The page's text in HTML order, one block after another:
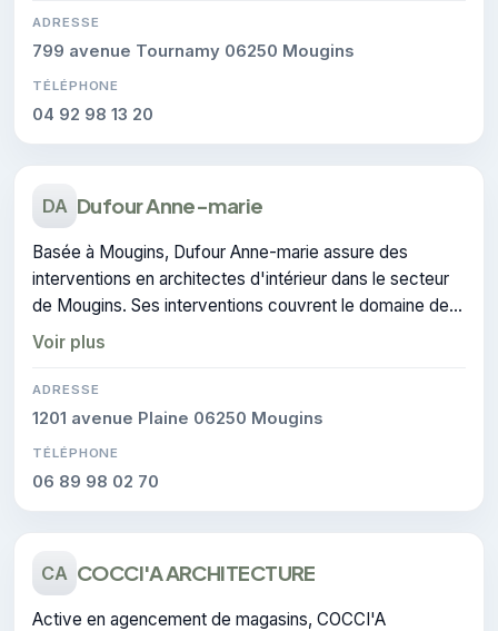
ADRESSE
799 avenue Tournamy 06250 Mougins
TÉLÉPHONE
04 92 98 13 20
DA Dufour Anne-marie
Basée à Mougins, Dufour Anne-marie assure des
interventions en architectes d'intérieur dans le secteur
de Mougins. Ses interventions couvrent le domaine de
architecture d'intérieur.
Voir plus
ADRESSE
1201 avenue Plaine 06250 Mougins
TÉLÉPHONE
06 89 98 02 70
CA COCCI'A ARCHITECTURE
Active en agencement de magasins, COCCI'A